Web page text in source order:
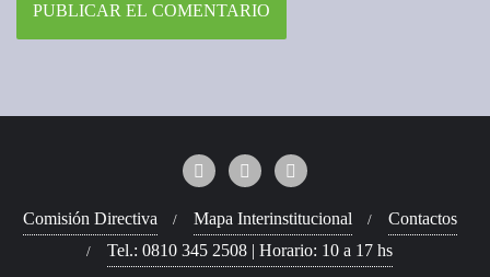
Comisión Directiva Mapa Interinstitucional
Contactos
Tel.: 0810 345 2508 | Horario: 10 a 17 hs